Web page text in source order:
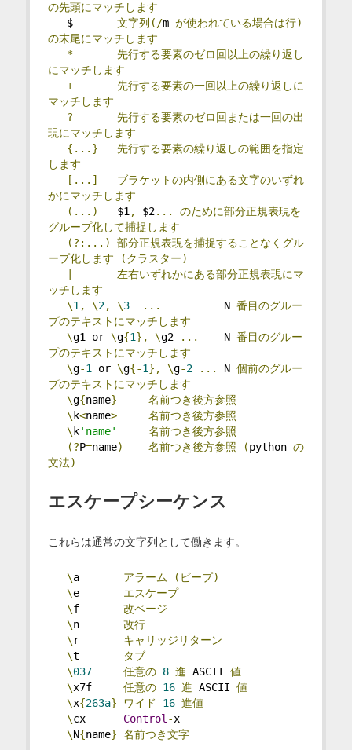
の先頭にマッチします
$ 文字列(/m が使われている場合は行)
の末尾にマッチします
*
先行する要素のゼロ回以上の繰り返し
にマッチします
+
先行する要素の一回以上の繰り返しに
マッチします
?
先行する要素のゼロ回または一回の出
現にマッチします
{...}
先行する要素の繰り返しの範囲を指定
します
[...]
ブラケットの内側にある文字のいずれ
かにマッチします
(...)
$1 , $2...
のために部分正規表現を
グループ化して捕捉します
(?:...)
部分正規表現を捕捉することなくグル
ープ化します
(クラスター)
左右いずれかにある部分正規表現にマ
ッチします
\1 , \2, \3 ... N 番目のグルー
プのテキストにマッチします
\g1 or \g{1}, \g2 ... N 番目のグルー
プのテキストにマッチします
\g-1 or \g{-1}, \g-2 ... N 個前のグルー
プのテキストにマッチします
\g{name}
名前つき後方参照
\ k<name>
名前つき後方参照
\ k'name'
名前つき後方参照
(?P=name) 名前つき後方参照 (python の
文法)
エスケープシーケンス
これらは通常の文字列として働きます。
\a アラーム
(ビープ)
\e エスケープ
\f 改ページ
\n 改行
\r キャリッジリターン
\t
タブ
\037 任意の 8 進 ASCII 値
\x7f 任意の 16 進 ASCII 値
\x{263a} ワイド 16 進値
\cx Control-x
\N{name} 名前つき文字